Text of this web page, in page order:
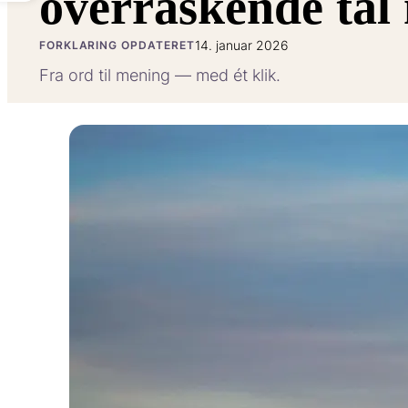
FORKLARING OPDATERET14. januar 2026
Fra ord til mening — med ét klik.